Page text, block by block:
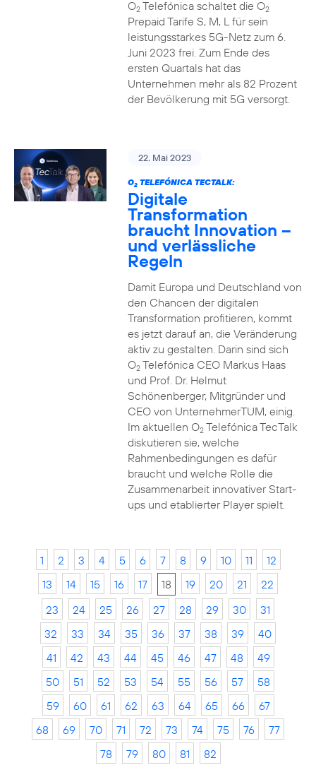
O2Telefónica schaltet die O2
Prepaid Tarife S, M, L für sein
leistungsstarkes 5G-Netz zum 6.
Juni 2023 frei. Zum Ende des
ersten Quartals hat das
Unternehmen mehr als 82 Prozent
der Bevölkerung mit 5G versorgt.
22. Mai 2023
O2TELEFÓNICA TECTALK:
Digitale
Transformation
braucht Innovation –
und verlässliche
Regeln
Damit Europa und Deutschland von
den Chancen der digitalen
Transformation profitieren, kommt
es jetzt darauf an, die Veränderung
aktiv zu gestalten. Darin sind sich
O2Telefónica CEO Markus Haas
und Prof. Dr. Helmut
Schönenberger, Mitgründer und
CEO von UnternehmerTUM, einig.
Im aktuellen O2Telefónica TecTalk
diskutieren sie, welche
Rahmenbedingungen es dafür
braucht und welche Rolle die
Zusammenarbeit innovativer Start-
ups und etablierter Player spielt.
1 2 3 4 5 6 7 8 9 10 11
12
13
14 15 16 17 18 19 20 21
22
23
24 25 26 27 28 29 30
31
32
33 34 35 36 37 38 39
40
41
42 43 44 45 46 47 48
49
50
51 52 53 54 55 56 57
58
59
60 61 62 63 64 65 66
67
68
69 70 71 72 73 74 75 76
77
78
79 80 81 82